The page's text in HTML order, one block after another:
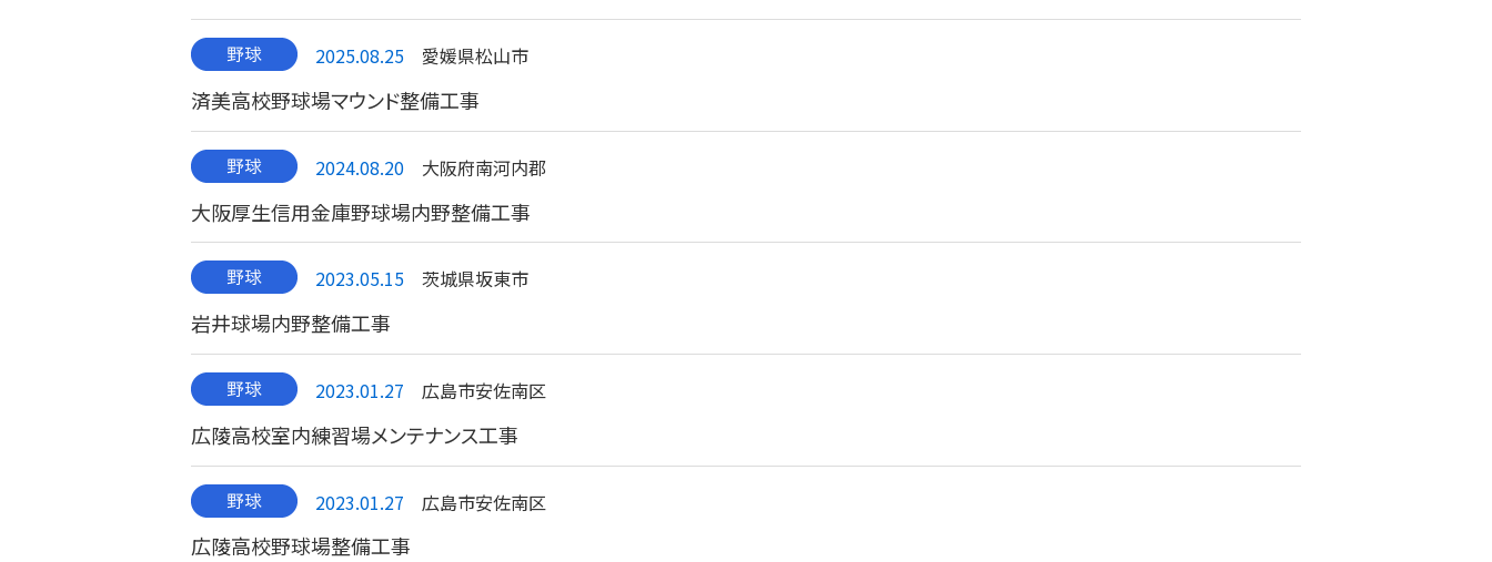
2025.08.25 愛媛県松山市
済美高校野球場マウンド整備工事
2024.08.20 大阪府南河内郡
大阪厚生信用金庫野球場内野整備工事
2023.05.15 茨城県坂東市
岩井球場内野整備工事
2023.01.27 広島市安佐南区
広陵高校室内練習場メンテナンス工事
2023.01.27 広島市安佐南区
広陵高校野球場整備工事